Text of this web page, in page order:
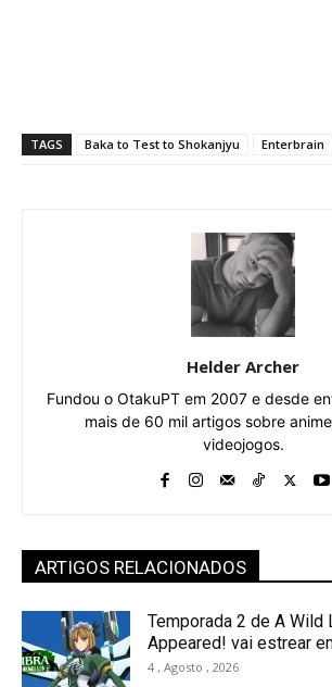
TAGS Baka to Test to Shokanjyu Enterbrain
Helder Archer
Fundou o OtakuPT em 2007 e desde
mais de 60 mil artigos sobre
videojogos.
ARTIGOS RELACIONADOS
Temporada 2 de A Wild
Appeared! vai estrear
4 , Agosto , 2026